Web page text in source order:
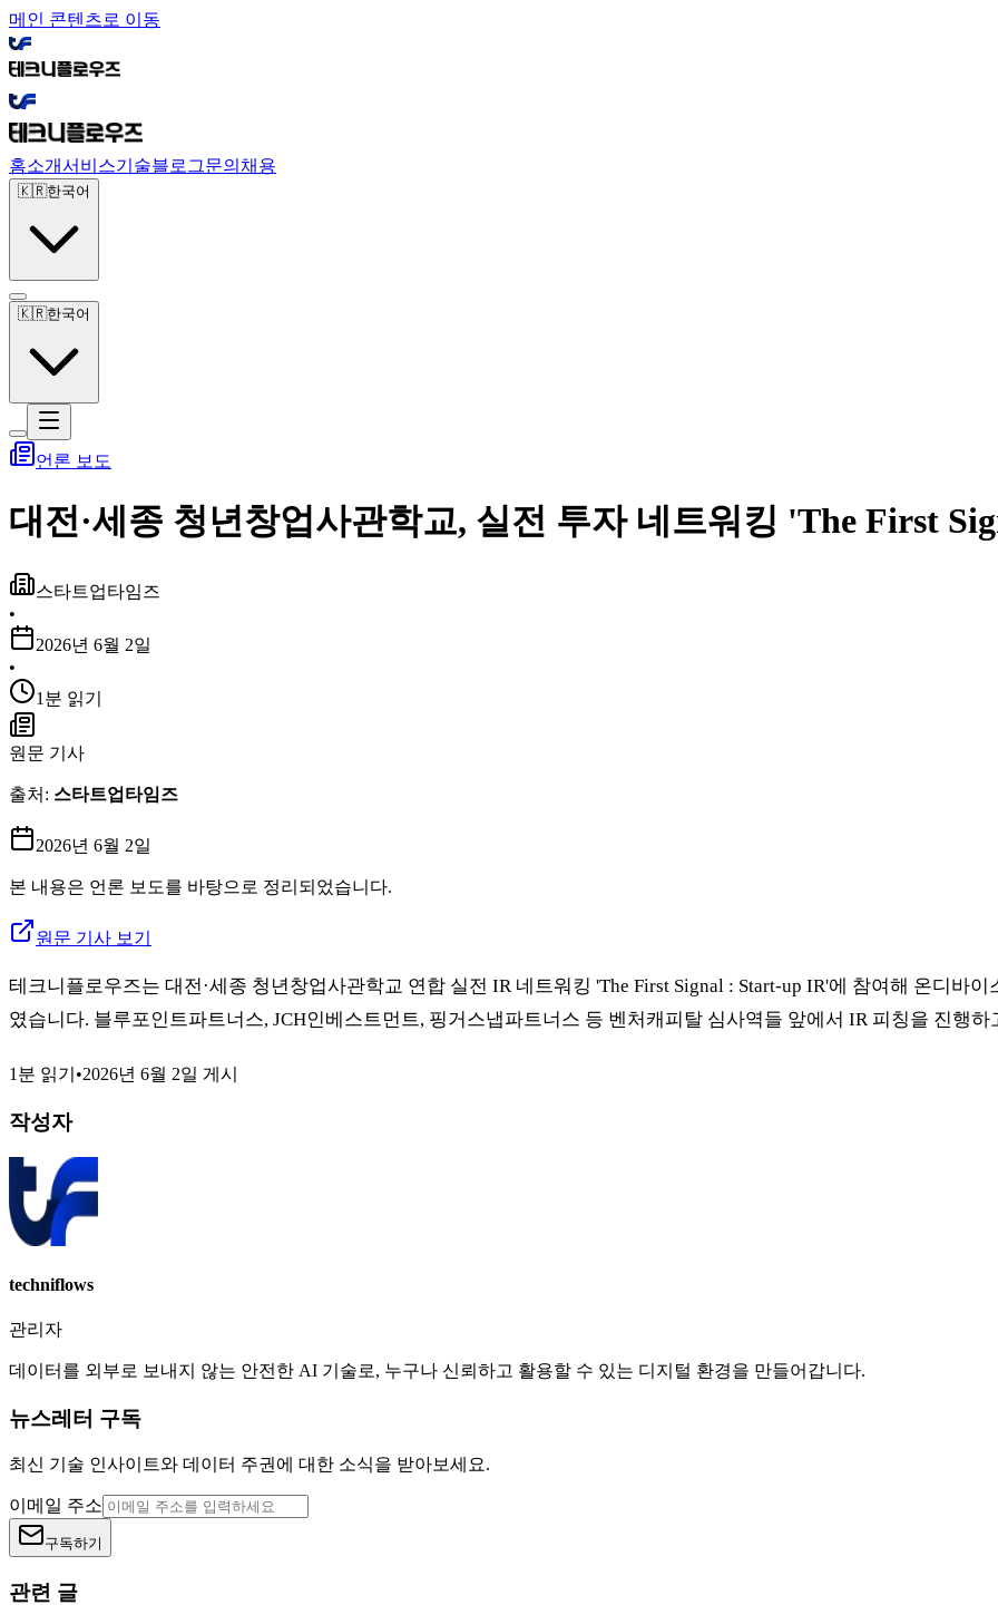
메인 콘텐츠로 이동
홈소개서비스기술블로그문의 채용
🇰🇷한국어
🇰🇷한국어
언론 보도
대전·세종 청년창업사관학교, 실전 투자 네트워킹 'The First
스타트업타임즈
•
2026년 6월 2일
•
1분 읽기
원문 기사
출처: 스타트업타임즈
2026년 6월 2일
본 내용은 언론 보도를 바탕으로 정리되었습니다.
원문 기사 보기
테크니플로우즈는 대전·세종 청년창업사관학교 연합 실전 IR 네트워킹 'The First Signal : Start-up IR'에 참여해 온디바
였습니다. 블루포인트파트너스, JCH인베스트먼트, 핑거스냅파트너스 등 벤처캐피탈 심사역들 앞에서 IR 피칭을 진행
1분 읽기 •2026년 6월 2일 게시
작성자
techniflows
관리자
데이터를 외부로 보내지 않는 안전한 AI 기술로, 누구나 신뢰하고 활용할 수 있는 디지털 환경을 만들어갑니다.
뉴스레터 구독
최신 기술 인사이트와 데이터 주권에 대한 소식을 받아보세요.
이메일 주소
구독하기
관련 글